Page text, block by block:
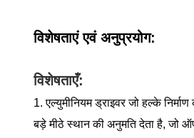
विशेषताएं एवं अनुप्रयोग:
विशेषताएँ:
1. एल्युमीनियम ड्राइवर जो हल्के
बड़े मीठे स्थान की अनुमति देता है, जो